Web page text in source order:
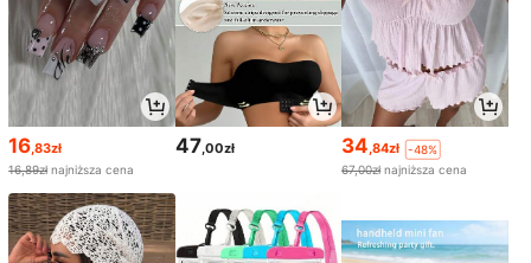
16,83zł
16,89zł najniższa cena
47,00zł 34,84zł
-48%
67,00zł najniższa cena